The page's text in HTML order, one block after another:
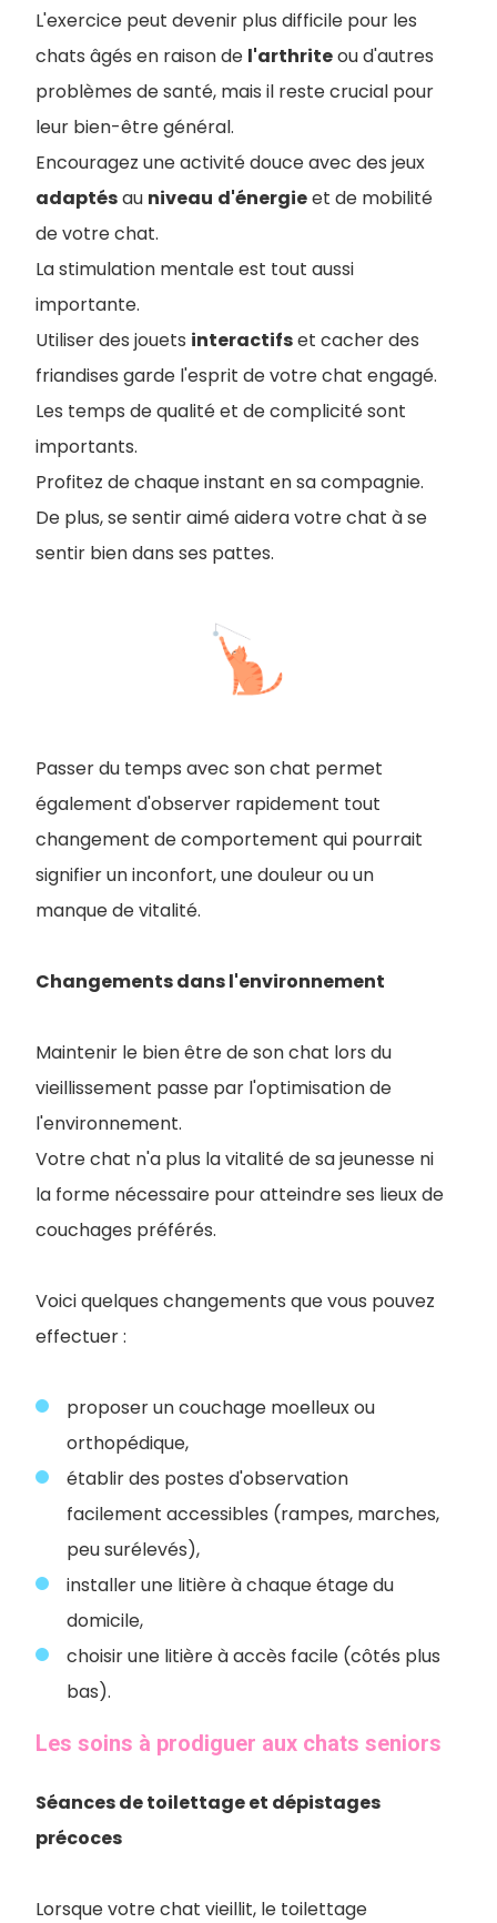
L'exercice peut devenir plus difficile pour les
chats âgés en raison de l'arthriteou d'autres
problèmes de santé, mais il reste crucial pour
leur bien-être général.
Encouragez une activité douce avec des jeux
adaptésau niveau d'énergieet de mobilité
de votre chat.
La stimulation mentale est tout aussi
importante.
Utiliser des jouets interactifset cacher des
friandises garde l'esprit de votre chat engagé.
Les temps de qualité et de complicité sont
importants.
Profitez de chaque instant en sa compagnie.
De plus, se sentir aimé aidera votre chat à se
sentir bien dans ses pattes.
Passer du temps avec son chat permet
également d'observer rapidement tout
changement de comportement qui pourrait
signifier un inconfort, une douleur ou un
manque de vitalité.
Changements dans l'environnement
Maintenir le bien être de son chat lors du
vieillissement passe par l'optimisation de
l'environnement.
Votre chat n'a plus la vitalité de sa jeunesse ni
la forme nécessaire pour atteindre ses lieux de
couchages préférés.
Voici quelques changements que vous pouvez
effectuer :
proposer un couchage moelleux ou
orthopédique,
établir des postes d'observation
facilement accessibles (rampes, marches,
peu surélevés),
installer une litière à chaque étage du
domicile,
choisir une litière à accès facile (côtés plus
bas).
Les soins à prodiguer aux chats seniors
Séances de toilettage et dépistages
précoces
Lorsque votre chat vieillit, le toilettage